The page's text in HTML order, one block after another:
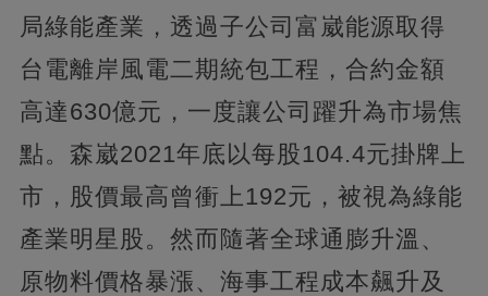
局綠能產業，透過子公司富崴能源取得
台電離岸風電二期統包工程，合約金額
高達630億元，一度讓公司躍升為市場焦
點。森崴2021年底以每股104.4元掛牌上
市，股價最高曾衝上192元，被視為綠能
產業明星股。然而隨著全球通膨升溫、
原物料價格暴漲、海事工程成本飆升及